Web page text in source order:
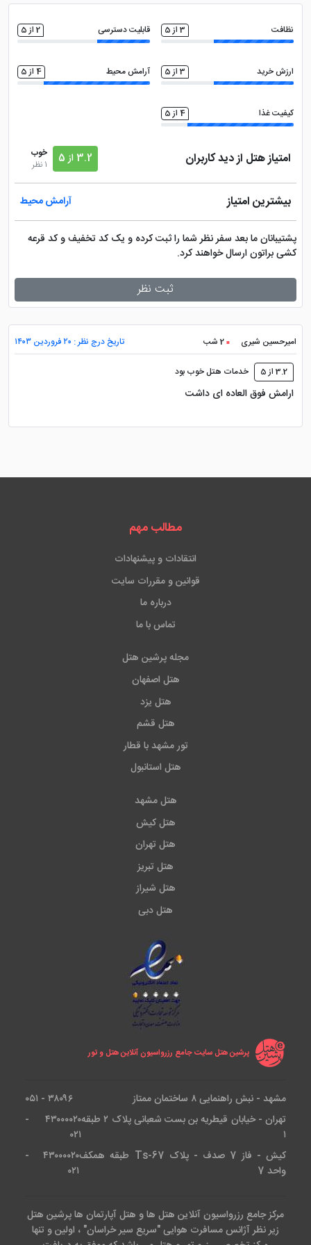
روم سرویس 24 ساعته بالکن قابل استفاده
مینی بار
فروشگاه اتو
تلویزیون ال سی دی
نزدیک به مرکز شهر و نقاط دیدنی
نظافت 3 از 5 قابلیت دسترسی 2 از 5
ارزش خرید 3 از 5 آرامش محیط 4 از 5
کیفیت غذا 4 از 5
امتیاز هتل از دید کاربران 3.2 از 5
خوب
1 نظر
بیشترین امتیاز آرامش محیط
پشتیبانان ما بعد سفر نظر شما را ثبت کرده و یک کد تخفیف و کد قرعه
کشی براتون ارسال خواهند کرد.
ثبت نظر
امیرحسین شیری 2 شب تاریخ درج نظر : ۲۰ فروردین ۱۴۰۳
3.2 از 5 خدمات هتل خوب بود
ارامش فوق العاده ای داشت
مطالب مهم
انتقادات و پیشنهادات
قوانین و مقررات سایت
درباره ما
تماس با ما
مجله پرشین هتل
هتل اصفهان
هتل یزد
هتل قشم
تور مشهد با قطار
هتل استانبول
هتل مشهد
هتل کیش
هتل تهران
هتل تبریز
هتل شیراز
هتل دبی
پرشین هتل سایت جامع رزرواسیون آنلاین هتل و تور
مشهد - نبش راهنمایی ۸ ساختمان ممتاز
۳۸۰۹۶ - ۰۵۱
تهران - خیابان قیطریه بن بست شعبانی پلاک ۲ طبقه
۱
۴۳۰۰۰۰۲۰ -
۰۲۱
کیش - فاز 7 صدف - پلاک Ts-67 طبقه همکف
واحد 7
۴۳۰۰۰۰۲۰ -
۰۲۱
مرکز جامع رزرواسیون آنلاین هتل ها و هتل آپارتمان ها پرشین هتل
زیر نظر آژانس مسافرت هوایی "سریع سیر خراسان" ، اولین و تنها